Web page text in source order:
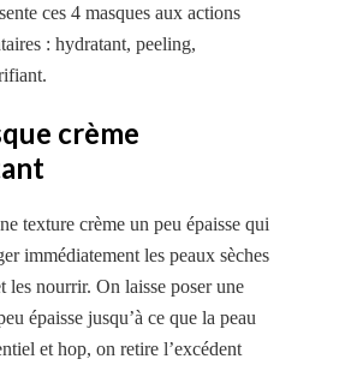
ces 4 masques aux actions
: hydratant, peeling,
crème
texture crème un peu épaisse qui
immédiatement les peaux sèches
les nourrir. On laisse poser une
épaisse jusqu’à ce que la peau
et hop, on retire l’excédent